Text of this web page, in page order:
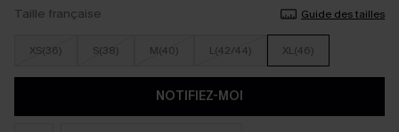
Taille française Guide des tailles
XS(36) S(38) M(40) L(42/44) XL(46)
NOTIFIEZ-MOI